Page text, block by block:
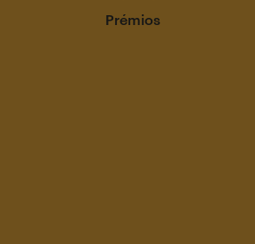
Prémios